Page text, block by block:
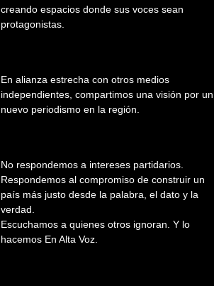
creando espacios donde sus voces sean
protagonistas.
En alianza estrecha con otros medios
independientes, compartimos una visión por un
nuevo periodismo en la región.
No respondemos a intereses partidarios.
Respondemos al compromiso de construir un
país más justo desde la palabra, el dato y la
verdad.
Escuchamos a quienes otros ignoran. Y lo
hacemos En Alta Voz.